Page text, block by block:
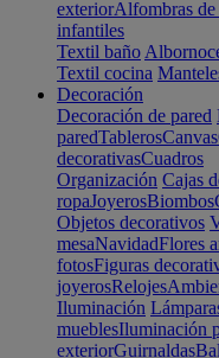
exteriorAlfombras de
infantiles
Textil baño
Textil cocina
Decoración
Decoración de pared
paredTablerosCanvas
decorativasCuadros
Organización Cajas
ropaJoyerosBiombos
Objetos decorativos
mesaNavidadFlores
fotosFiguras
joyerosRelojes
Iluminación
mueblesIluminación
exteriorGuirnaldas